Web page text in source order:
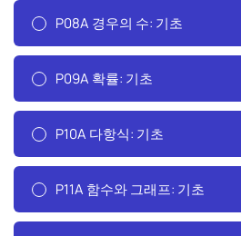
P08A 경우의 수: 기초
P09A 확률: 기초
P10A 다항식: 기초
P11A 함수와 그래프: 기초